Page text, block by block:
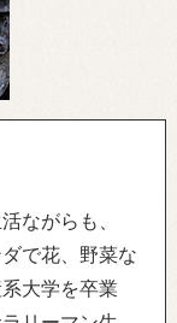
ながらも、
で花、野菜な
大学を卒業